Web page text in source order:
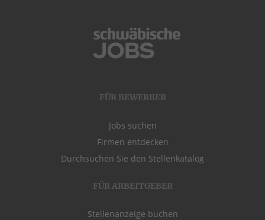
FÜR BEWERBER
Jobs suchen
Firmen entdecken
Durchsuchen Sie den Stellenkatalog
FÜR ARBEITGEBER
Stellenanzeige buchen